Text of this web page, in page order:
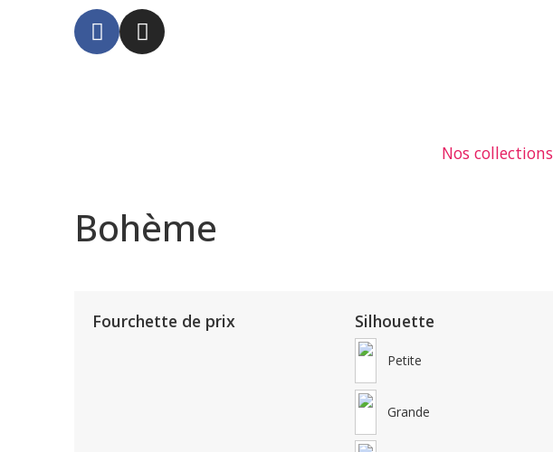
Nos collections
Bohème
Fourchette de prix Silhouette
Petite
Grande